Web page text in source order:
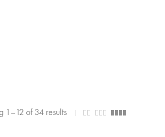
1–12 of 34 results